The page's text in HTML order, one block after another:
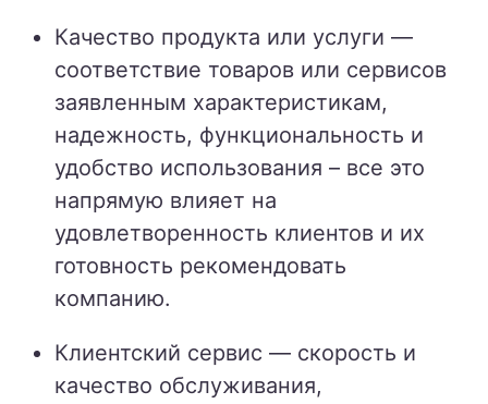
Качество продукта или услуги —
соответствие товаров или сервисов
заявленным характеристикам,
надежность, функциональность и
удобство использования – все это
напрямую влияет на
удовлетворенность клиентов и их
готовность рекомендовать
компанию.
Клиентский сервис — скорость и
качество обслуживания,